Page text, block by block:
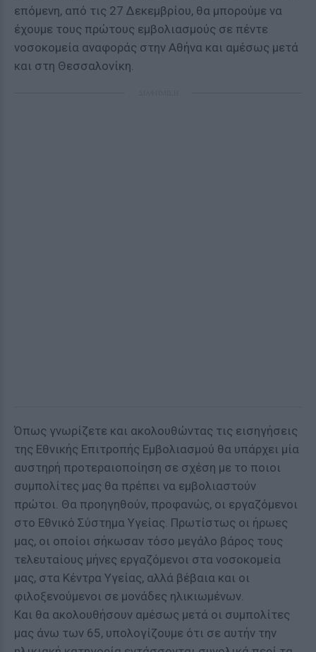
επόμενη, από τις 27 Δεκεμβρίου, θα μπορούμε να
έχουμε τους πρώτους εμβολιασμούς σε πέντε
νοσοκομεία αναφοράς στην Αθήνα και αμέσως μετά
και στη Θεσσαλονίκη.
Όπως γνωρίζετε και ακολουθώντας τις εισηγήσεις
της Εθνικής Επιτροπής Εμβολιασμού θα υπάρχει μία
αυστηρή προτεραιοποίηση σε σχέση με το ποιοι
συμπολίτες μας θα πρέπει να εμβολιαστούν
πρώτοι. Θα προηγηθούν, προφανώς, οι εργαζόμενοι
στο Εθνικό Σύστημα Υγείας. Πρωτίστως οι ήρωες
μας, οι οποίοι σήκωσαν τόσο μεγάλο βάρος τους
τελευταίους μήνες εργαζόμενοι στα νοσοκομεία
μας, στα Κέντρα Υγείας, αλλά βέβαια και οι
φιλοξενούμενοι σε μονάδες ηλικιωμένων.
Και θα ακολουθήσουν αμέσως μετά οι συμπολίτες
μας άνω των 65, υπολογίζουμε ότι σε αυτήν την